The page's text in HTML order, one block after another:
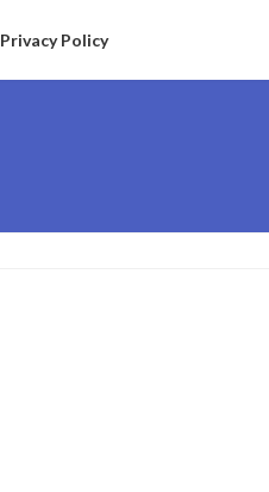
Privacy Policy